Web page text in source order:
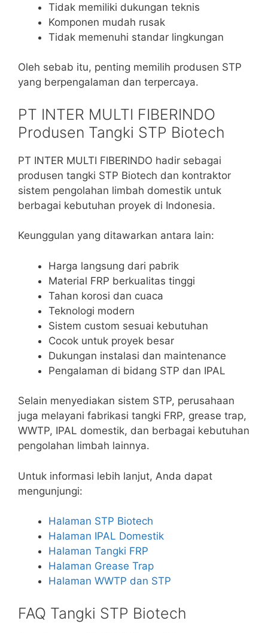
Tidak memiliki dukungan teknis
Komponen mudah rusak
Tidak memenuhi standar lingkungan
Oleh sebab itu, penting memilih produsen STP
yang berpengalaman dan terpercaya.
PT INTER MULTI FIBERINDO
Produsen Tangki STP Biotech
PT INTER MULTI FIBERINDO hadir sebagai
produsen tangki STP Biotech dan kontraktor
sistem pengolahan limbah domestik untuk
berbagai kebutuhan proyek di Indonesia.
Keunggulan yang ditawarkan antara lain:
Harga langsung dari pabrik
Material FRP berkualitas tinggi
Tahan korosi dan cuaca
Teknologi modern
Sistem custom sesuai kebutuhan
Cocok untuk proyek besar
Dukungan instalasi dan maintenance
Pengalaman di bidang STP dan IPAL
Selain menyediakan sistem STP, perusahaan
juga melayani fabrikasi tangki FRP, grease trap,
WWTP, IPAL domestik, dan berbagai kebutuhan
pengolahan limbah lainnya.
Untuk informasi lebih lanjut, Anda dapat
mengunjungi:
Halaman STP Biotech
Halaman IPAL Domestik
Halaman Tangki FRP
Halaman Grease Trap
Halaman WWTP dan STP
FAQ Tangki STP Biotech